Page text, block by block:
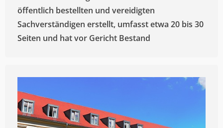
öffentlich bestellten und vereidigten
Sachverständigen erstellt, umfasst etwa 20 bis 30
Seiten und hat vor Gericht Bestand